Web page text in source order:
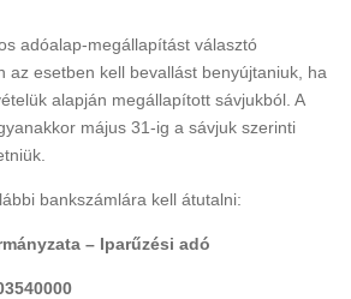
adóalap-megállapítást választó
az esetben kell bevallást benyújtaniuk, ha
alapján megállapított sávjukból. A
május 31-ig a sávjuk szerinti
bankszámlára kell átutalni:
– Iparűzési adó